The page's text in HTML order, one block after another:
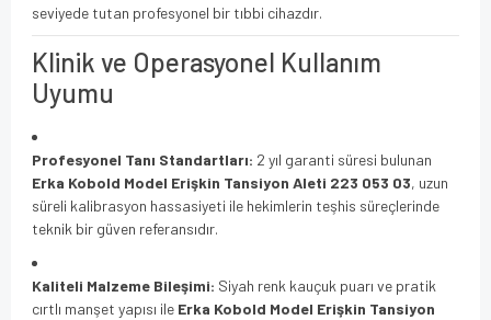
seviyede tutan profesyonel bir tıbbi cihazdır.
Klinik ve Operasyonel Kullanım
Uyumu
Profesyonel Tanı Standartları: 2 yıl garanti süresi bulunan
Erka Kobold Model Erişkin Tansiyon Aleti 223 053 03, uzun
süreli kalibrasyon hassasiyeti ile hekimlerin teşhis süreçlerinde
teknik bir güven referansıdır.
Kaliteli Malzeme Bileşimi: Siyah renk kauçuk puarı ve pratik
cırtlı manşet yapısı ile Erka Kobold Model Erişkin Tansiyon